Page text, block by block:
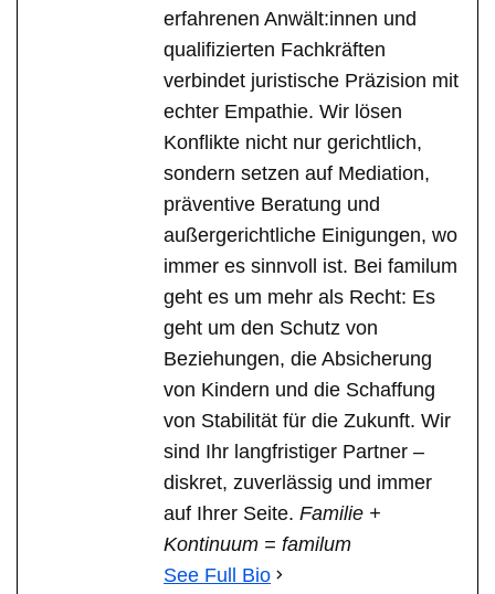
erfahrenen Anwält:innen und
qualifizierten Fachkräften
verbindet juristische Präzision mit
echter Empathie. Wir lösen
Konflikte nicht nur gerichtlich,
sondern setzen auf Mediation,
präventive Beratung und
außergerichtliche Einigungen, wo
immer es sinnvoll ist. Bei familum
geht es um mehr als Recht: Es
geht um den Schutz von
Beziehungen, die Absicherung
von Kindern und die Schaffung
von Stabilität für die Zukunft. Wir
sind Ihr langfristiger Partner –
diskret, zuverlässig und immer
auf Ihrer Seite. Familie +
Kontinuum = familum
See Full Bio